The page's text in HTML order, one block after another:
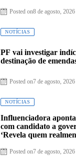
Posted on8 de agosto, 2026
NOTÍCIAS
PF vai investigar
destinação de
Posted on7 de agosto, 2026
NOTÍCIAS
Influenciadora
com candidato a
‘Revela quem
Posted on7 de agosto, 2026